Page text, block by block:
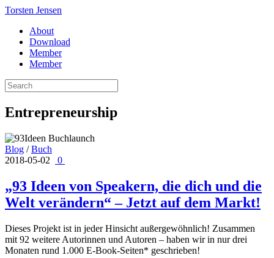
Torsten Jensen
About
Download
Member
Member
Entrepreneurship
Blog /Buch
2018-05-02
0
„93 Ideen von Speakern, die dich und die
Welt verändern“ – Jetzt auf dem Markt!
Dieses Projekt ist in jeder Hinsicht außergewöhnlich! Zusammen
mit 92 weitere Autorinnen und Autoren – haben wir in nur drei
Monaten rund 1.000 E-Book-Seiten* geschrieben!